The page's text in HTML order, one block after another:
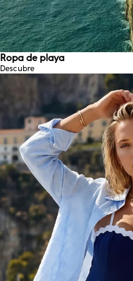
Ropa de playa
Descubre